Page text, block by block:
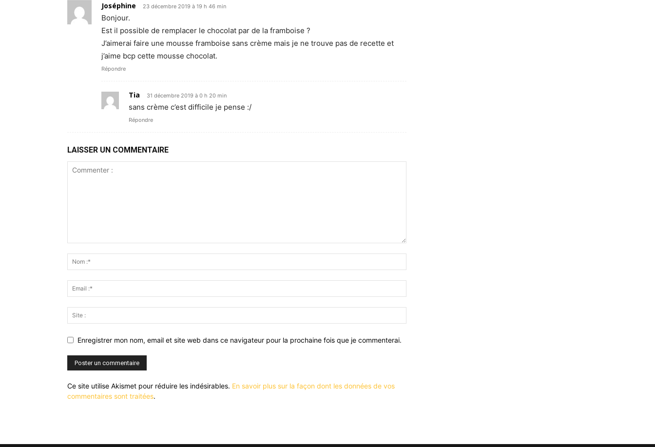
Joséphine 23 décembre 2019 à 19 h 46 min
Bonjour.
Est il possible de remplacer le chocolat par de la framboise ?
J’aimerai faire une mousse framboise sans crème mais je ne trouve pas de recette et
j’aime bcp cette mousse chocolat.
Répondre
Tia 31 décembre 2019 à 0 h 20 min
sans crème c’est difficile je pense :/
Répondre
LAISSER UN COMMENTAIRE
Enregistrer mon nom, email et site web dans ce navigateur pour la prochaine fois que je commenterai.
Ce site utilise Akismet pour réduire les indésirables. En savoir plus sur la façon dont les données de vos
commentaires sont traitées.